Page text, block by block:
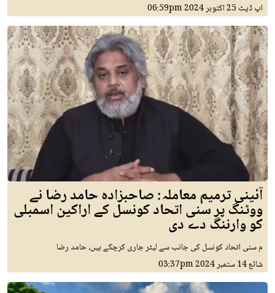
اپ ڈیٹ 25 اکتوبر 2024 06:59pm
آئینی ترمیم معاملہ: صاحبزادہ حامد رضا نے
ووٹنگ پر سنی اتحاد کونسل کے اراکین اسمبلی
کو وارننگ دے دی
م سنی اتحاد کونسل کی جانب سے لیٹر جاری کرچکے ہیں، حامد رضا
شائع14 ستمبر 2024 03:37pm